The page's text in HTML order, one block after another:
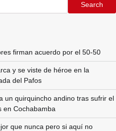
Search
firman acuerdo por el 50-50
y se viste de héroe en la
del Pafos
un quirquincho andino tras sufrir el
en Cochabamba
que nunca pero si aquí no